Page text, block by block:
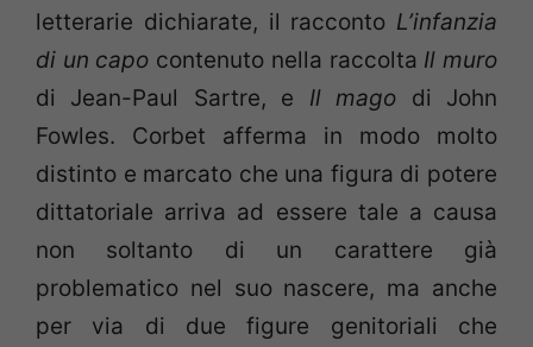
letterarie dichiarate, il racconto L’infanzia
di un capo contenuto nella raccolta Il muro
di Jean-Paul Sartre, e Il mago di John
Fowles. Corbet afferma in modo molto
distinto e marcato che una figura di potere
dittatoriale arriva ad essere tale a causa
non soltanto di un carattere già
problematico nel suo nascere, ma anche
per via di due figure genitoriali che